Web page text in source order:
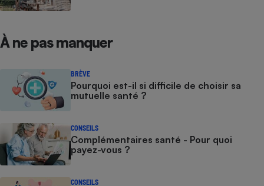
À ne pas manquer
BRÈVE
Pourquoi est-il si difficile de choisir sa
mutuelle santé ?
CONSEILS
Complémentaires santé - Pour quoi
payez-vous ?
CONSEILS